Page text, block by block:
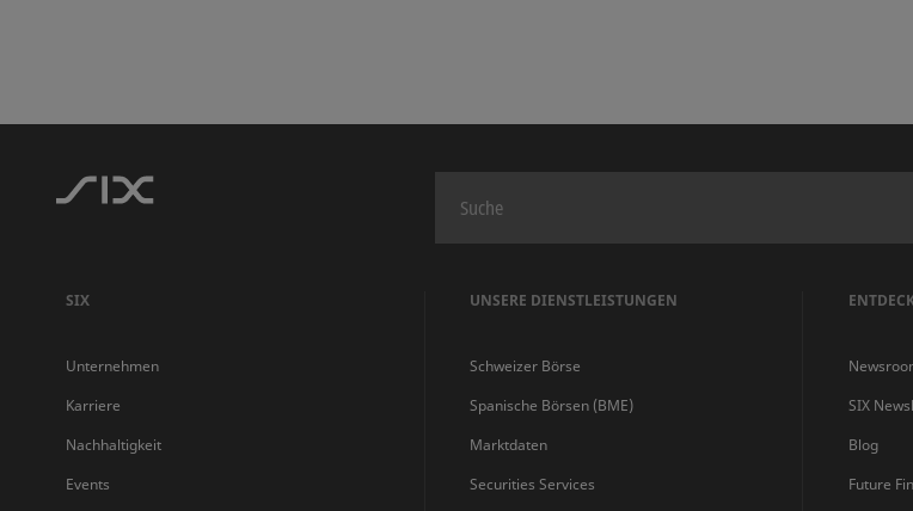
SIX
Unternehmen
Karriere
Nachhaltigkeit
Events
UNSERE DIENSTLEISTUNGEN
Schweizer Börse
Spanische Börsen (BME)
Marktdaten
Securities Services
SIX
Blog
Future